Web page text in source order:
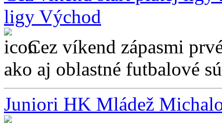
ligy Východ
Cez víkend zápasmi
ako aj oblastné futbalové
Juniori HK Mládež